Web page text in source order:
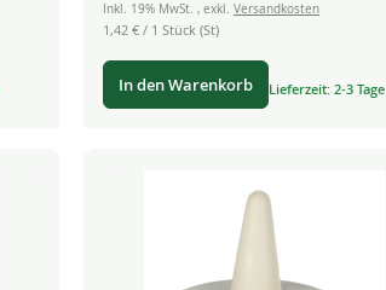
Inkl. 19% MwSt.,exkl.Versandkosten
1,42 € / 1 Stück (St)
In den Warenkorb Lieferzeit: 2-3 Tage